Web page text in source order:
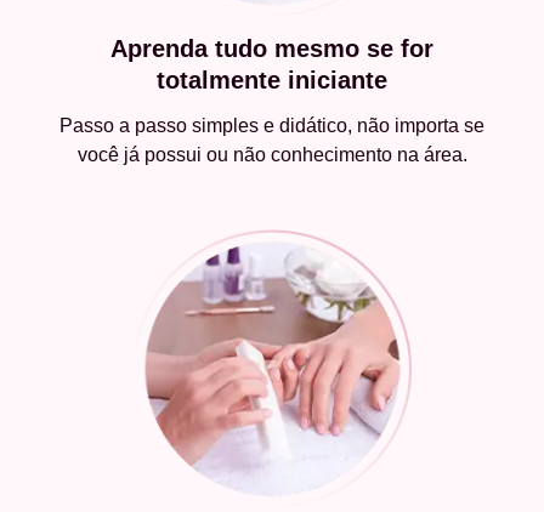
Aprenda tudo mesmo se for
totalmente iniciante
Passo a passo simples e didático, não importa se
você já possui ou não conhecimento na área.